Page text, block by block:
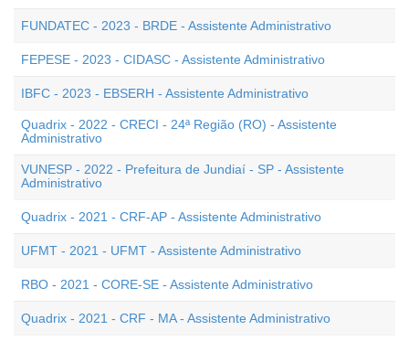
FUNDATEC - 2023 - BRDE - Assistente Administrativo
FEPESE - 2023 - CIDASC - Assistente Administrativo
IBFC - 2023 - EBSERH - Assistente Administrativo
Quadrix - 2022 - CRECI - 24ª Região (RO) - Assistente
Administrativo
VUNESP - 2022 - Prefeitura de Jundiaí - SP - Assistente
Administrativo
Quadrix - 2021 - CRF-AP - Assistente Administrativo
UFMT - 2021 - UFMT - Assistente Administrativo
RBO - 2021 - CORE-SE - Assistente Administrativo
Quadrix - 2021 - CRF - MA - Assistente Administrativo